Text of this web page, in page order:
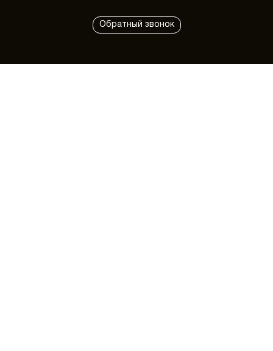
Обратный звонок